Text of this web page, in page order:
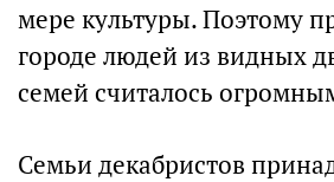
мере культуры. Поэтому
городе людей из видных
семей считалось
Семьи декабристов